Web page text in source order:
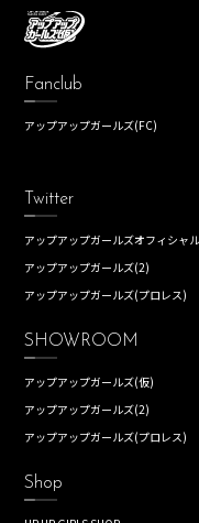
Fanclub
アップアップガールズ(FC)
Twitter
アップアップガールズオフィシャル
アップアップガールズ(2)
アップアップガールズ(プロレス)
SHOWROOM
アップアップガールズ(仮)
アップアップガールズ(2)
アップアップガールズ(プロレス)
Shop